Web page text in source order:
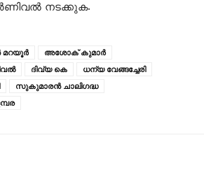
നടക്കുക.
അശോക് കുമാര്‍
ദിവ്യ കെ
ധന്യ വേങ്ങച്ചേരി
സുകുമാരന്‍ ചാലിഗദ്ധ